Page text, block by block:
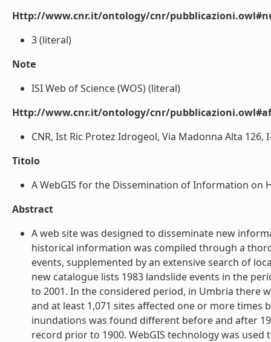
Http://www.cnr.it/ontology/cnr/
3 (literal)
Note
ISI Web of Science (WOS) (literal)
Http://www.cnr.it/ontology/cnr/
CNR, Ist Ric Protez Idrogeol, Via Madonna Alta 126,
Titolo
A WebGIS for the Dissemination of Information on
Abstract
A web site was designed to disseminate new
historical information was compiled through a
events, supplemented by an extensive search of
new catalogue lists 1983 landslide events in the
to 2001. In the considered period, in Umbria there
and at least 1,071 sites affected one or more
inundations was found different before and after
record prior to 1900. WebGIS technology was